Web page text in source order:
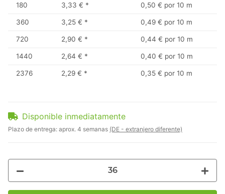
180 3,33 € * 0,50 € por 10 m
360 3,25 € * 0,49 € por 10 m
720 2,90 € * 0,44 € por 10 m
1440 2,64 € * 0,40 € por 10 m
2376 2,29 € * 0,35 € por 10 m
Disponible inmediatamente
Plazo de entrega: aprox. 4 semanas (DE - extranjero diferente)